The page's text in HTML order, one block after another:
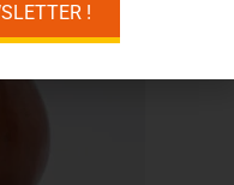
!